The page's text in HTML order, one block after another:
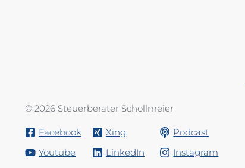
© 2026 Steuerberater Schollmeier
Facebook Xing
Podcast
Youtube
LinkedIn Instagram